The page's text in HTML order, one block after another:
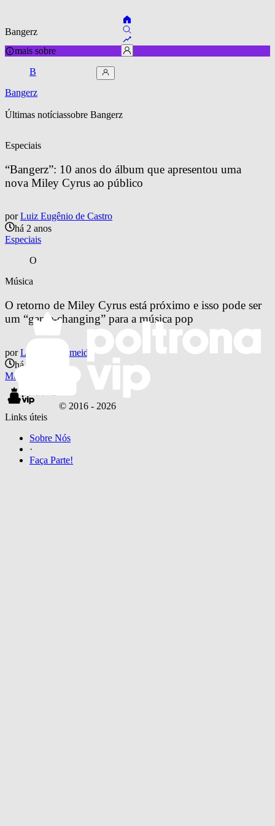
Bangerz
mais sobre
B
Bangerz
Últimas notíciassobre Bangerz
Especiais
“Bangerz”: 10 anos do álbum que apresentou uma
nova Miley Cyrus ao público
por Luiz Eugênio de Castro
há 2 anos
Especiais
O
Música
O retorno de Miley Cyrus está próximo e isso pode ser
um “game-changing” para a música pop
por Leonardo Almeida
há 9 anos
Música
© 2016 - 2026
Links úteis
Sobre Nós
·
Faça Parte!